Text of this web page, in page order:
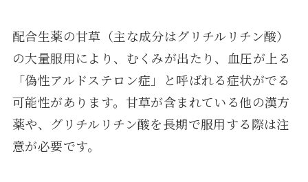
配合生薬の甘草（主な成分はグリチルリチン酸）
の大量服用により、むくみが出たり、血圧が上る
「偽性アルドステロン症」と呼ばれる症状がでる
可能性があります。甘草が含まれている他の漢方
薬や、グリチルリチン酸を長期で服用する際は注
意が必要です。